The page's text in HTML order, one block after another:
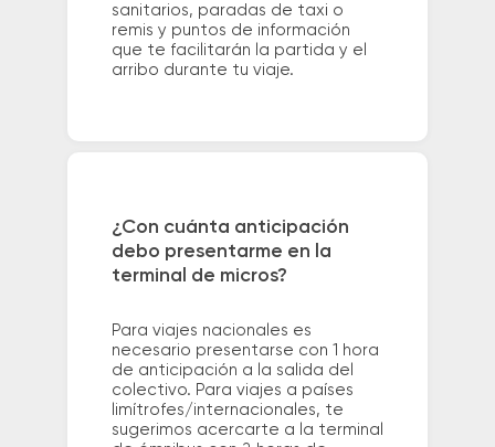
sanitarios, paradas de taxi o
remis y puntos de información
que te facilitarán la partida y el
arribo durante tu viaje.
¿Con cuánta anticipación
debo presentarme en la
terminal de micros?
Para viajes nacionales es
necesario presentarse con 1 hora
de anticipación a la salida del
colectivo. Para viajes a países
limítrofes/internacionales, te
sugerimos acercarte a la terminal